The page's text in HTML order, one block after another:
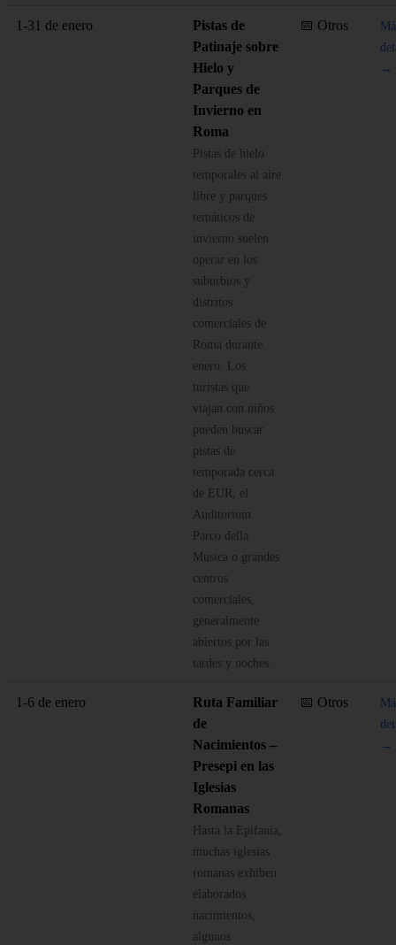
1-31 de enero
Pistas de
Patinaje sobre
Hielo y
Parques de
Invierno en
Roma
Pistas de hielo
temporales al aire
libre y parques
temáticos de
invierno suelen
operar en los
suburbios y
distritos
comerciales de
Roma durante
enero. Los
turistas que
viajan con niños
pueden buscar
pistas de
temporada cerca
de EUR, el
Auditorium
Parco della
Musica o grandes
centros
comerciales,
generalmente
abiertos por las
tardes y noches.
📅 Otros
→
1-6 de enero
Ruta Familiar
de
Nacimientos –
Presepi en las
Iglesias
Romanas
Hasta la Epifanía,
muchas iglesias
romanas exhiben
elaborados
nacimientos,
algunos
📅 Otros
→